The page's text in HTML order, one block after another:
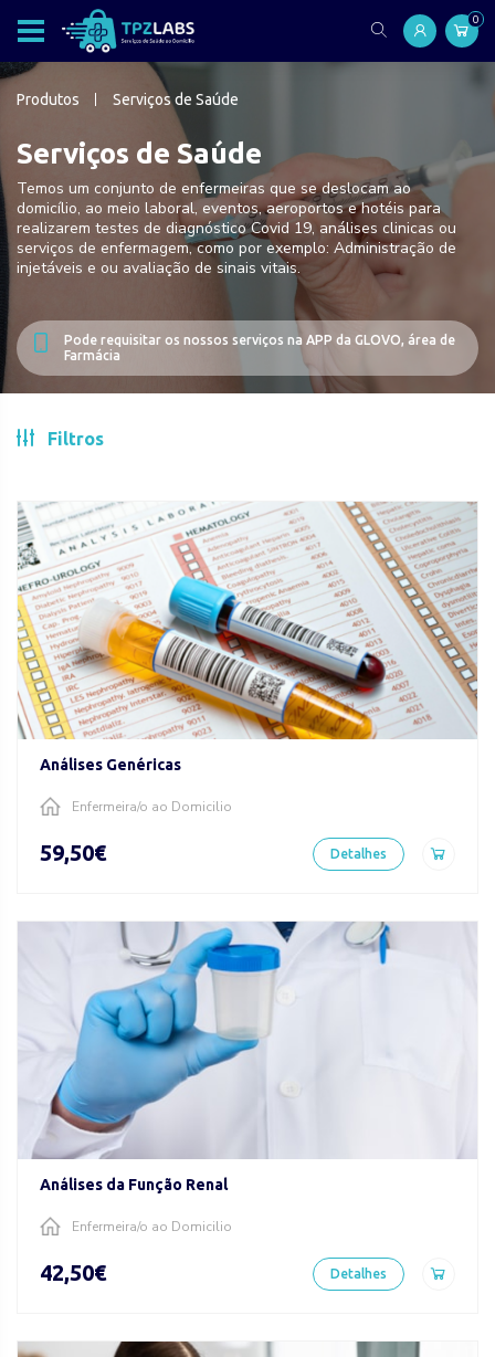
0
Produtos Serviços de Saúde
Serviços de Saúde
Temos um conjunto de enfermeiras que se deslocam ao
domicílio, ao meio laboral, eventos, aeroportos e hotéis para
realizarem testes de diagnóstico Covid 19, análises clinicas ou
serviços de enfermagem, como por exemplo: Administração de
injetáveis e ou avaliação de sinais vitais.
Pode requisitar os nossos serviços na APP da GLOVO, área de
Farmácia
Filtros
Análises Genéricas
Enfermeira/o ao Domicilio
59,50€ Detalhes
Análises da Função Renal
Enfermeira/o ao Domicilio
42,50€ Detalhes